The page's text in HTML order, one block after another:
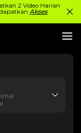
2 Video Harian
Akses